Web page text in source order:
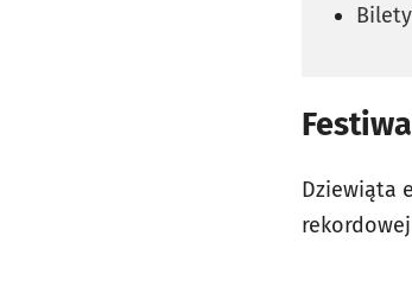
Dziewiąta